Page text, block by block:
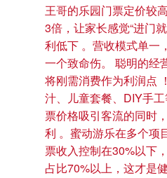
王哥的乐园门票定价较
3倍，让家长感觉“进门
利低下 。营收模式单一
一个致命伤。 聪明的经
将刚需消费作为利润点
汁、儿童套餐、DIY手
票价格吸引客流的同时
利 。蜜动游乐在多个项
票收入控制在30%以下
占比70%以上，这才是